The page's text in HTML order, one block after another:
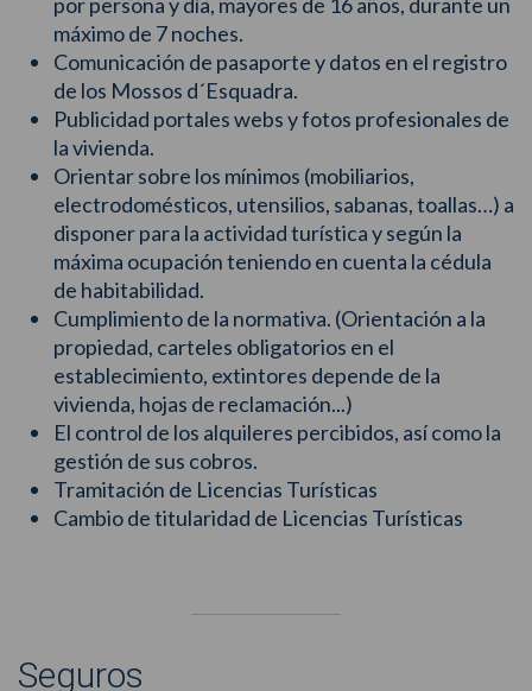
máximo de 7 noches.
Comunicación de pasaporte y datos en el registro
de los Mossos d´Esquadra.
Publicidad portales webs y fotos profesionales de
la vivienda.
Orientar sobre los mínimos (mobiliarios,
electrodomésticos, utensilios, sabanas, toallas…) a
disponer para la actividad turística y según la
máxima ocupación teniendo en cuenta la cédula
de habitabilidad.
Cumplimiento de la normativa. (Orientación a la
propiedad, carteles obligatorios en el
establecimiento, extintores depende de la
vivienda, hojas de reclamación...)
El control de los alquileres percibidos, así como la
gestión de sus cobros.
Tramitación de Licencias Turísticas
Cambio de titularidad de Licencias Turísticas
Seguros